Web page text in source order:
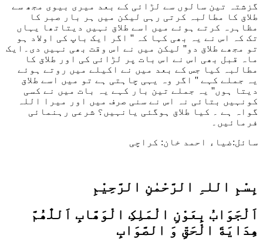
گزشتہ تین سالوں سے لڑائی کے بعد میری بیوی مجھ سے
طلاق کا مطالبہ کرتی رہی لیکن میں ہر بار صبر کا
مظاہرہ کرتے ہوئے میں اسے طلاق نہیں دیتاتھا یہاں
تک کہ اس نے یہ بھی کہا کہ '' اگر ایک باپ کی اولاد ہو
تو مجھے طلاق دو'' لیکن میں نے اس وقت بھی نہیں دی۔ایک
ماہ قبل بھی اس نے اس بات پر لڑائی کی اور طلاق کا
مطالبہ کیا جس کے بعد میں نے اکیلے میں روتے ہوئے
یہ جملے کہے '' اگر وہ یہی چاہتی ہے تو میں اسے طلاق
دیتا ہوں'' یہ جملے تین بار کہے یہ بات میں نے کسی
کونہیں بتائی نہ اس نے سنی صرف میں اور میرا اللہ
گواہ ہے ۔ کیا طلاق ہوگئی یانہیں؟ شرعی رہنمائی
فرمائیں۔
سائل:ضیاء احمد خان: کراچی
بِسْمِ اللہِ الرَّحْمٰنِ الرَّحِيْمِ
اَلْجَوَابُ بِعَوْنِ الْمَلِکِ الْوَھَّابِ اَللّٰھُمَّ
ھِدَايَةَ الْحَقِّ وَ الصَّوَابِ